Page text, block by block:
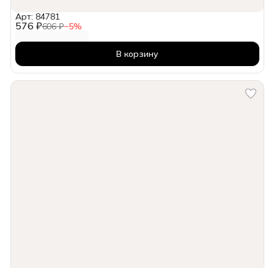
576 ₽606 ₽−5%
Арт: 84781
В корзину